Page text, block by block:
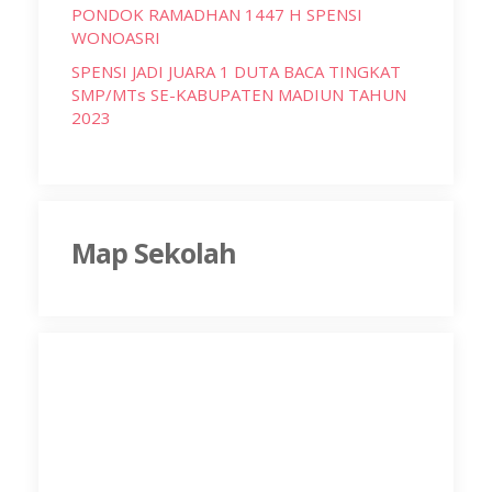
PONDOK RAMADHAN 1447 H SPENSI
WONOASRI
SPENSI JADI JUARA 1 DUTA BACA TINGKAT
SMP/MTs SE-KABUPATEN MADIUN TAHUN
2023
Map Sekolah